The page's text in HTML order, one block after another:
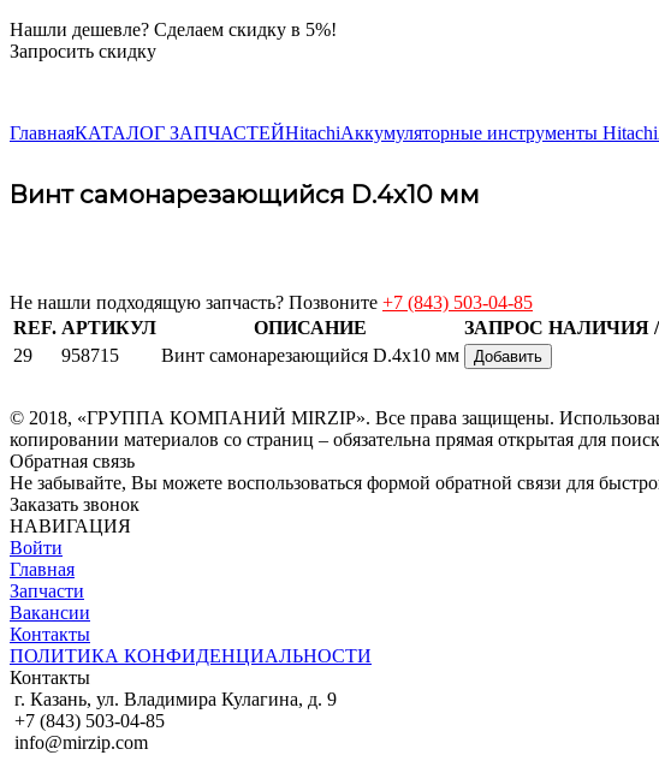
Нашли дешевле? Сделаем скидку в 5%!
Запросить скидку
ГлавнаяКАТАЛОГ ЗАПЧАСТЕЙHitachiАккумуляторные инструменты Hitachi
Винт самонарезающийся D.4х10 мм
Не нашли подходящую запчасть? Позвоните +7 (843) 503-04-85
REF. АРТИКУЛ ОПИСАНИЕ
ЗАПРОС НАЛИЧИЯ
29
958715 Винт самонарезающийся D.4х10 мм Добавить
© 2018, «ГРУППА КОМПАНИЙ MIRZIP». Все права защищены.
копировании материалов со страниц – обязательна прямая открытая для
Обратная связь
Не забывайте, Вы можете воспользоваться формой обратной связи для
Заказать звонок
НАВИГАЦИЯ
Войти
Главная
Запчасти
Вакансии
Контакты
ПОЛИТИКА КОНФИДЕНЦИАЛЬНОСТИ
Контакты
г. Казань, ул. Владимира Кулагина, д. 9
+7 (843) 503-04-85
info@mirzip.com